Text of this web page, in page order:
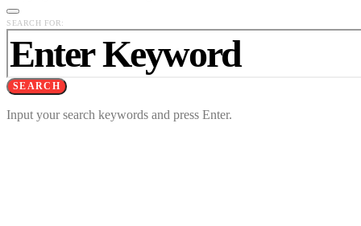
SEARCH FOR:
SEARCH
Input your search keywords and press Enter.